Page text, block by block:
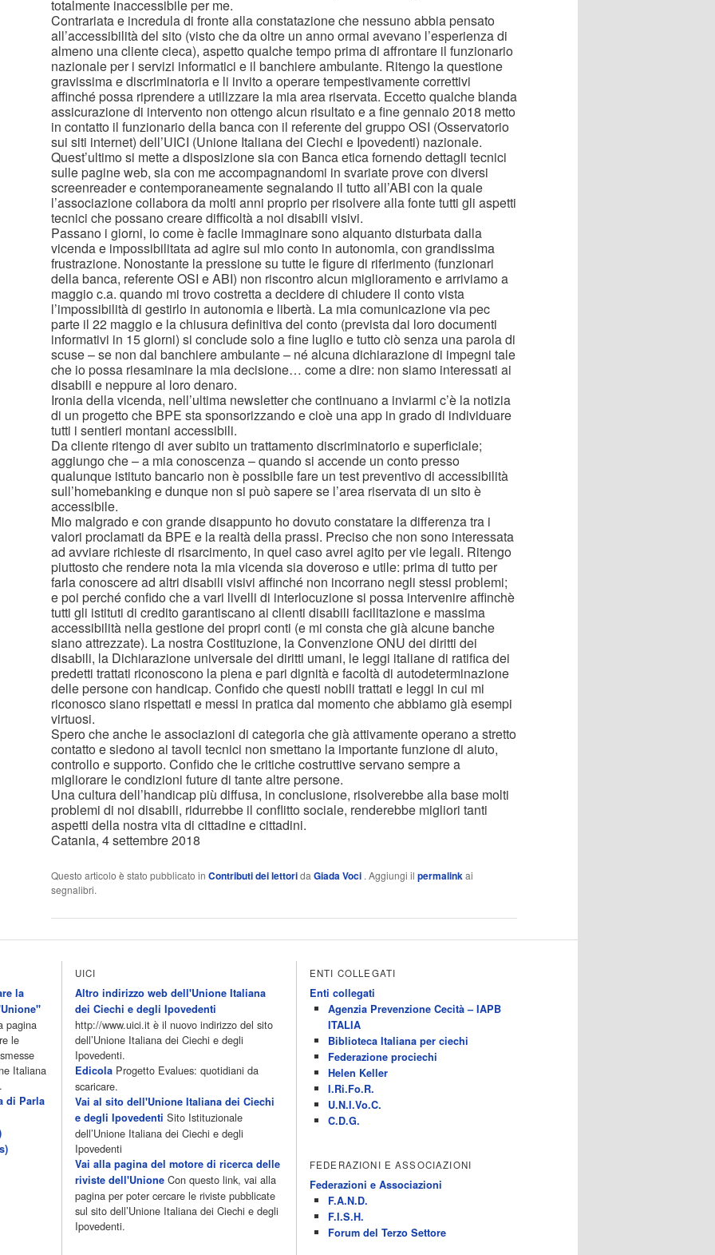
totalmente inaccessibile per me.
Contrariata e incredula di fronte alla constatazione che nessuno abbia pensato
all’accessibilità del sito (visto che da oltre un anno ormai avevano l’esperienza di
almeno una cliente cieca), aspetto qualche tempo prima di affrontare il funzionario
nazionale per i servizi informatici e il banchiere ambulante. Ritengo la questione
gravissima e discriminatoria e li invito a operare tempestivamente correttivi
affinché possa riprendere a utilizzare la mia area riservata. Eccetto qualche blanda
assicurazione di intervento non ottengo alcun risultato e a fine gennaio 2018 metto
in contatto il funzionario della banca con il referente del gruppo OSI (Osservatorio
sui siti internet) dell’UICI (Unione Italiana dei Ciechi e Ipovedenti) nazionale.
Quest’ultimo si mette a disposizione sia con Banca etica fornendo dettagli tecnici
sulle pagine web, sia con me accompagnandomi in svariate prove con diversi
screenreader e contemporaneamente segnalando il tutto all’ABI con la quale
l’associazione collabora da molti anni proprio per risolvere alla fonte tutti gli aspetti
tecnici che possano creare difficoltà a noi disabili visivi.
Passano i giorni, io come è facile immaginare sono alquanto disturbata dalla
vicenda e impossibilitata ad agire sul mio conto in autonomia, con grandissima
frustrazione. Nonostante la pressione su tutte le figure di riferimento (funzionari
della banca, referente OSI e ABI) non riscontro alcun miglioramento e arriviamo a
maggio c.a. quando mi trovo costretta a decidere di chiudere il conto vista
l’impossibilità di gestirlo in autonomia e libertà. La mia comunicazione via pec
parte il 22 maggio e la chiusura definitiva del conto (prevista dai loro documenti
informativi in 15 giorni) si conclude solo a fine luglio e tutto ciò senza una parola di
scuse – se non dal banchiere ambulante – né alcuna dichiarazione di impegni tale
che io possa riesaminare la mia decisione… come a dire: non siamo interessati ai
disabili e neppure al loro denaro.
Ironia della vicenda, nell’ultima newsletter che continuano a inviarmi c’è la notizia
di un progetto che BPE sta sponsorizzando e cioè una app in grado di individuare
tutti i sentieri montani accessibili.
Da cliente ritengo di aver subito un trattamento discriminatorio e superficiale;
aggiungo che – a mia conoscenza – quando si accende un conto presso
qualunque istituto bancario non è possibile fare un test preventivo di accessibilità
sull’homebanking e dunque non si può sapere se l’area riservata di un sito è
accessibile.
Mio malgrado e con grande disappunto ho dovuto constatare la differenza tra i
valori proclamati da BPE e la realtà della prassi. Preciso che non sono interessata
ad avviare richieste di risarcimento, in quel caso avrei agito per vie legali. Ritengo
piuttosto che rendere nota la mia vicenda sia doveroso e utile: prima di tutto per
farla conoscere ad altri disabili visivi affinché non incorrano negli stessi problemi;
e poi perché confido che a vari livelli di interlocuzione si possa intervenire affinchè
tutti gli istituti di credito garantiscano ai clienti disabili facilitazione e massima
accessibilità nella gestione dei propri conti (e mi consta che già alcune banche
siano attrezzate). La nostra Costituzione, la Convenzione ONU dei diritti dei
disabili, la Dichiarazione universale dei diritti umani, le leggi italiane di ratifica dei
predetti trattati riconoscono la piena e pari dignità e facoltà di autodeterminazione
delle persone con handicap. Confido che questi nobili trattati e leggi in cui mi
riconosco siano rispettati e messi in pratica dal momento che abbiamo già esempi
virtuosi.
Spero che anche le associazioni di categoria che già attivamente operano a stretto
contatto e siedono ai tavoli tecnici non smettano la importante funzione di aiuto,
controllo e supporto. Confido che le critiche costruttive servano sempre a
migliorare le condizioni future di tante altre persone.
Una cultura dell’handicap più diffusa, in conclusione, risolverebbe alla base molti
problemi di noi disabili, ridurrebbe il conflitto sociale, renderebbe migliori tanti
aspetti della nostra vita di cittadine e cittadini.
Catania, 4 settembre 2018
Questo articolo è stato pubblicato in Contributi dei lettorida Giada Voci . Aggiungi il permalinkai
segnalibri.
la
pagina
le
Italiana
di Parla
UICI
Altro indirizzo web dell'Unione Italiana
dei Ciechi e degli Ipovedenti
http://www.uici.it è il nuovo indirizzo del sito
dell’Unione Italiana dei Ciechi e degli
Ipovedenti.
Edicola Progetto Evalues: quotidiani da
scaricare.
Vai al sito dell'Unione Italiana dei Ciechi
e degli Ipovedenti Sito Istituzionale
dell’Unione Italiana dei Ciechi e degli
Ipovedenti
Vai alla pagina del motore di ricerca delle
riviste dell'Unione Con questo link, vai alla
pagina per poter cercare le riviste pubblicate
sul sito dell’Unione Italiana dei Ciechi e degli
Ipovedenti.
ENTI COLLEGATI
Enti collegati
Agenzia Prevenzione Cecità – IAPB
ITALIA
Biblioteca Italiana per ciechi
Federazione prociechi
Helen Keller
I.Ri.Fo.R.
U.N.I.Vo.C.
C.D.G.
FEDERAZIONI E ASSOCIAZIONI
Federazioni e Associazioni
F.A.N.D.
F.I.S.H.
Forum del Terzo Settore